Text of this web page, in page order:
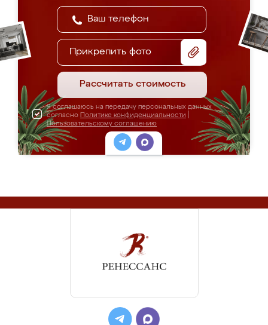
Прикрепить фото
Рассчитать стоимость
Я соглашаюсь на передачу персональных данных
согласно Политике конфиденциальности
Пользовательскому соглашению